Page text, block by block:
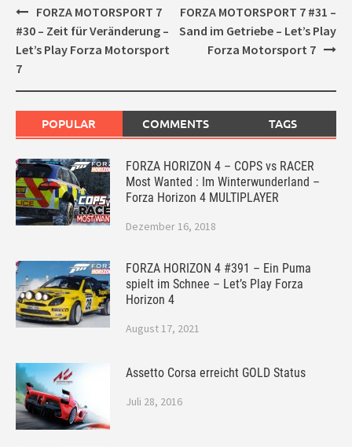
Post
navigation
FORZA MOTORSPORT 7
#30 – Zeit für Veränderung –
Let’s Play Forza Motorsport
7
FORZA MOTORSPORT 7 #31 –
Sand im Getriebe – Let’s Play
Forza Motorsport 7
POPULAR COMMENTS TAGS
FORZA HORIZON 4 – COPS vs RACER
Most Wanted : Im Winterwunderland –
Forza Horizon 4 MULTIPLAYER
Dezember 16, 2018
FORZA HORIZON 4 #391 – Ein Puma
spielt im Schnee – Let’s Play Forza
Horizon 4
August 17, 2021
Assetto Corsa erreicht GOLD Status
Juli 28, 2016